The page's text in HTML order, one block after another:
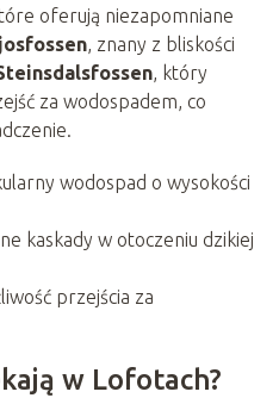
oferują niezapomniane
, znany z bliskości
, który
za wodospadem, co
wodospad o wysokości
kaskady w otoczeniu dzikiej
przejścia za
w Lofotach?